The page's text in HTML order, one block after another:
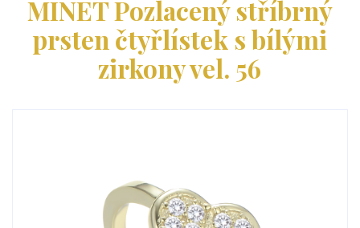
MINET Pozlacený stříbrný
prsten čtyřlístek s bílými
zirkony vel. 56